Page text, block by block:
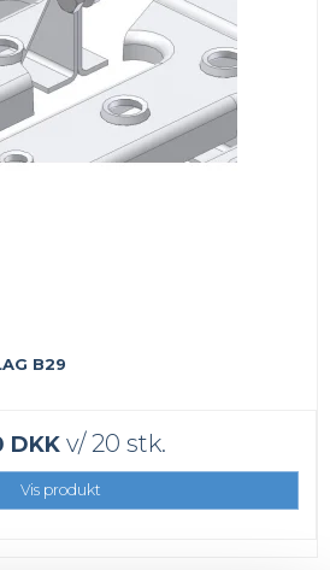
B29
DKKv/ 20 stk.
Vis produkt